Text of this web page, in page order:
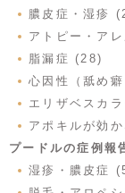
膿皮症・湿疹
アトピー・ア
脂漏症 (28)
心因性（舐め
エリザベスカ
アポキルが効
プードルの症例報
湿疹・膿皮症